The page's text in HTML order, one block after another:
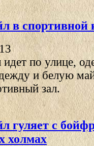
в спортивной
по улице,
и белую
зал.
гуляет с
холмах